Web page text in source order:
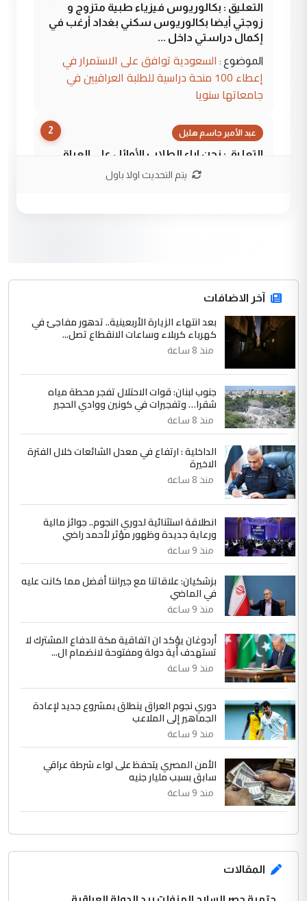
التعليق : بكالوريوس فيزياء طبية متزوج و
زوجتي أيضا بكالوريوس سكني بغداد أرغب في
إكمال دراستي داخل ...
الموضوع : السعودية توافق على الاستمرار في
إعطاء 100 منحة دراسية للطلبة العراقيين في
جامعاتها سنويا
2 عبد الأمير جاسم هليل
التعليق : نحن اباء الطلاب الأوائل على العراق
نتشرف بلقاء السيد احمد الصافي في العتبات
التعليق : قرار مستعجل جدا ولامصلحة فيه
للوزاره ولا للمواطن القرار الصائب يكون بعد
الاستماع للمدير ومغرفة ...
الموضوع :
وزير الصحة يعفي مدير مستشفى الكرخ
العام في بغداد
4 سردار
التعليق : واحد من عصابة علي ماما يسقط
جنسية الرافد الثالث للعراق ومن اصول عريقة
ابا فرات ...
الموضوع :
الجواهري يرد على صدام حسين سل
مضجعيك يابن الزنا (نص كامل)
5 سردار
التعليق : واحد من عصابة علي ماما يسقط
جنسية الرافد الثالث للعراق ومن اصول عريقة
الموضوع :
الجواهري يرد على صدام حسين سل
مضجعيك يابن الزنا (نص كامل)
يتم التحديث اولا باول
آخر الاضافات
بعد انتهاء الزيارة الأربعينية.. تدهور مفاجئ في
كهرباء كربلاء وساعات الانقطاع تصل...
منذ 8 ساعة
جنوب لبنان: قوات الاحتلال تفجر محطة مياه
شقرا… وتفجيرات في كونين ووادي الحجير
منذ 8 ساعة
الداخلية : ارتفاع في معدل الشائعات خلال الفترة
الاخيرة
منذ 8 ساعة
انطلاقة استثنائية لدوري النجوم.. جوائز مالية
ورعاية جديدة وظهور مؤثر لأحمد راضي
منذ 9 ساعة
بزشكيان: علاقاتنا مع جيراننا أفضل مما كانت عليه
في الماضي
منذ 9 ساعة
أردوغان يؤكد ان اتفاقية مكة للدفاع المشترك لا
تستهدف أية دولة ومفتوحة لانضمام ال...
منذ 9 ساعة
دوري نجوم العراق ينطلق بمشروع جديد لإعادة
الجماهير إلى الملاعب
منذ 9 ساعة
الأمن المصري يتحفظ على لواء شرطة عراقي
سابق بسبب مليار جنيه
منذ 9 ساعة
المقالات